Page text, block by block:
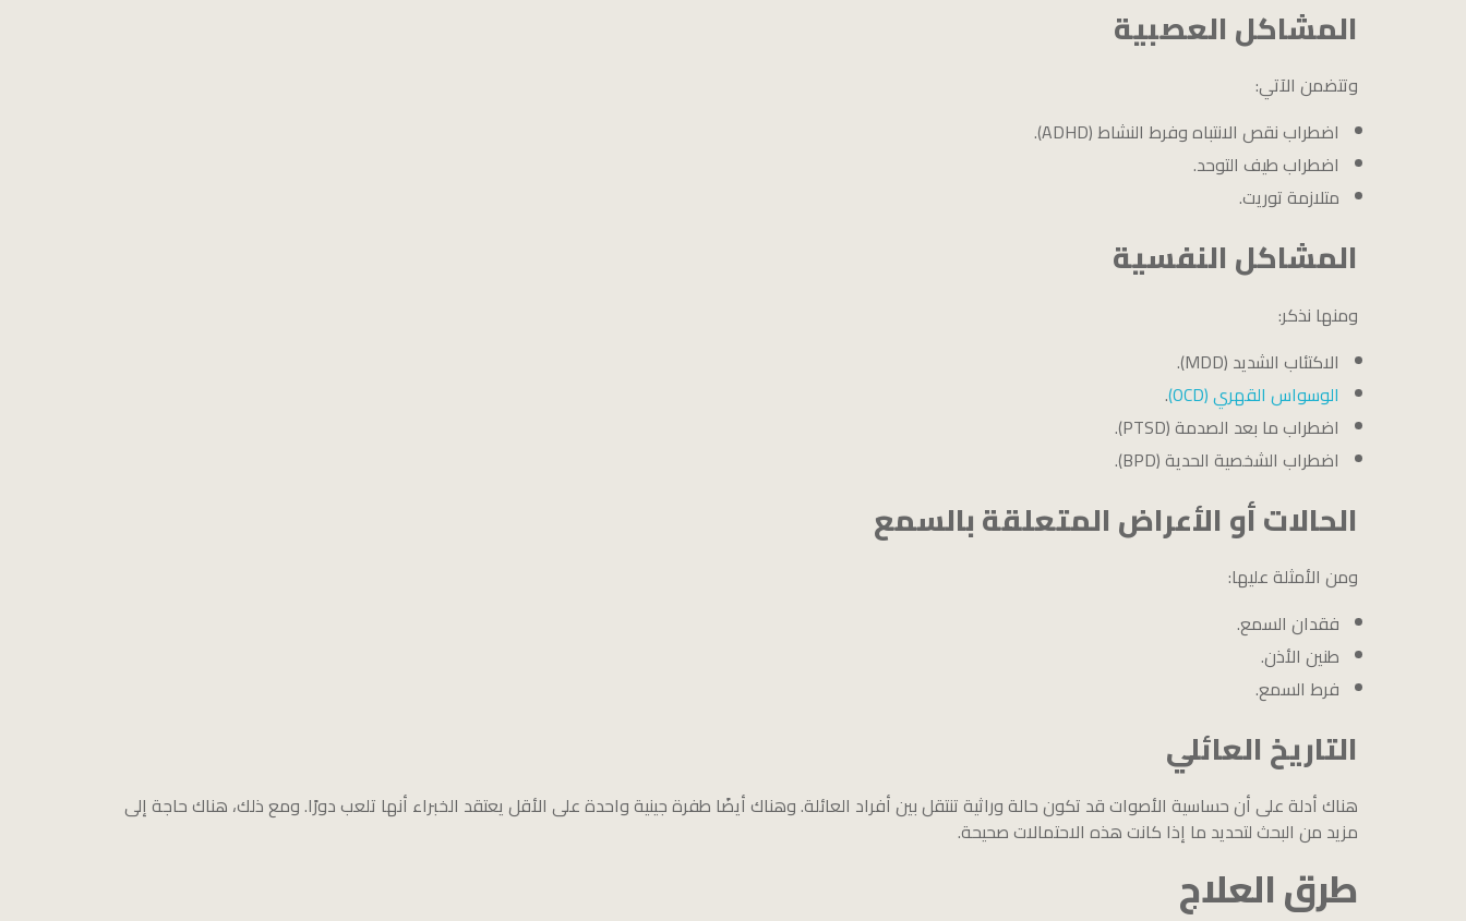
المشاكل العصبية
وتتضمن الآتي:
اضطراب نقص الانتباه وفرط النشاط (ADHD).
اضطراب طيف التوحد.
متلازمة توريت.
المشاكل النفسية
ومنها نذكر:
الاكتئاب الشديد (MDD).
الوسواس القهري (OCD)
.
اضطراب ما بعد الصدمة (PTSD).
اضطراب الشخصية الحدية (BPD).
الحالات أو الأعراض المتعلقة بالسمع
ومن الأمثلة عليها:
فقدان السمع.
طنين الأذن.
فرط السمع.
التاريخ العائلي
هناك أدلة على أن حساسية الأصوات قد تكون حالة وراثية تنتقل بين أفراد العائلة. وهناك أيضًا طفرة جينية واحدة على الأقل يعتقد الخبراء أنها تلعب دورًا. ومع ذلك، هناك حاجة إلى
مزيد من البحث لتحديد ما إذا كانت هذه الاحتمالات صحيحة.
طرق العلاج